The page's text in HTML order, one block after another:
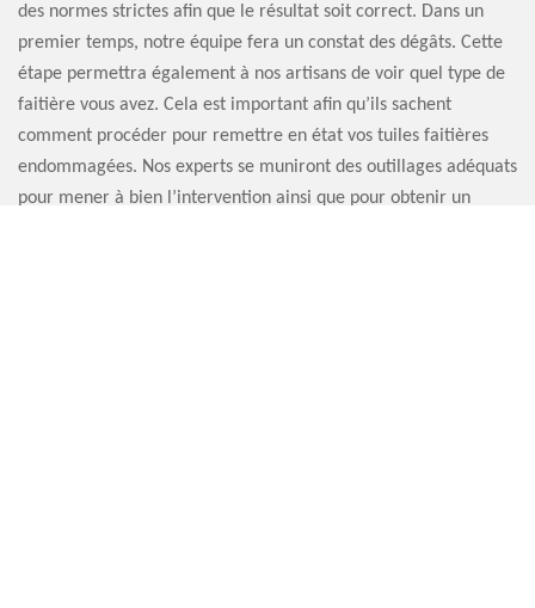
des normes strictes afin que le résultat soit correct. Dans un
premier temps, notre équipe fera un constat des dégâts. Cette
étape permettra également à nos artisans de voir quel type de
faitière vous avez. Cela est important afin qu’ils sachent
comment procéder pour remettre en état vos tuiles faitières
endommagées. Nos experts se muniront des outillages adéquats
pour mener à bien l’intervention ainsi que pour obtenir un